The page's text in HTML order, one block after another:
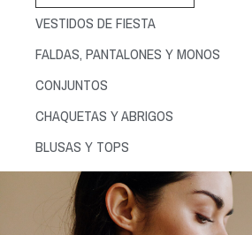
VESTIDOS DE FIESTA
FALDAS, PANTALONES Y MONOS
CONJUNTOS
CHAQUETAS Y ABRIGOS
BLUSAS Y TOPS